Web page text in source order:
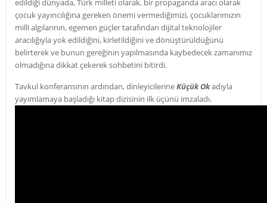
edildiği dünyada, Türk milleti olarak, bir propaganda aracı olarak
çocuk yayıncılığına gereken önemi vermediğimizi, çocuklarımızın
milli algılarının, egemen güçler tarafından dijital teknolojiler
aracılığıyla yok edildiğini, kirletildiğini ve dönüştürüldüğünü
belirterek ve bunun gereğinin yapılmasında kaybedecek zamanımız
olmadığına dikkat çekerek sohbetini bitirdi.
Tavkul konferansının ardından, dinleyicilerineKüçük Okadıyla
yayımlamaya başladığı kitap dizisinin ilk üçünü imzaladı.